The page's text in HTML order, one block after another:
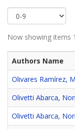
Now showing items
Authors Name
Olivares Ramírez,
Olivetti Abarca,
Olivetti Abarca,